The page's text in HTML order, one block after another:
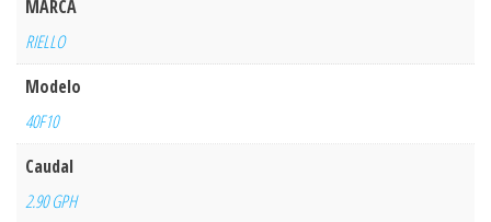
MARCA
RIELLO
Modelo
40F10
Caudal
2.90 GPH